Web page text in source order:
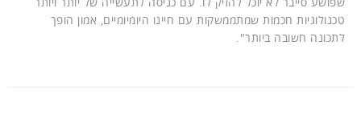
טכנולוגיות חכמות שמתממשקות עם חיינו היומיומיים, אמון הופך
לתכונה חשובה ביותר".